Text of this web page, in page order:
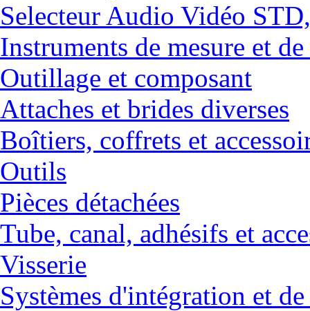
Selecteur Audio Vidéo
Instruments de mesure et
Outillage et composant
Attaches et brides diverses
Boîtiers, coffrets et
Outils
Pièces détachées
Tube, canal, adhésifs et
Visserie
Systèmes d'intégration et